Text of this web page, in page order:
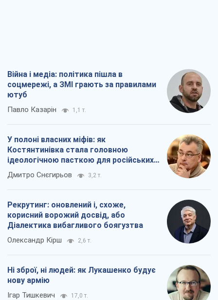
Війна і медіа: політика пішла в
соцмережі, а ЗМІ грають за правилами
ютуб
Павло Казарін 1,1 т.
У полоні власних міфів: як
Костянтинівка стала головною
ідеологічною пасткою для російських
окупантів
Дмитро Снєгирьов 3,2 т.
Рекрутинг: оновлений і, схоже,
корисний ворожий досвід, або
Діалектика вибагливого боягузтва
Олександр Кірш 2,6 т.
Ні зброї, ні людей: як Лукашенко будує
нову армію
Ігар Тишкевич 17,0 т.